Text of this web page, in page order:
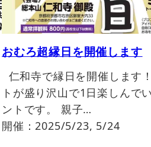
おむろ超縁日を開催します
仁和寺で縁日を開催します
トが盛り沢山で1日楽しんで
ントです。 親子…
開催：2025/5/23, 5/24